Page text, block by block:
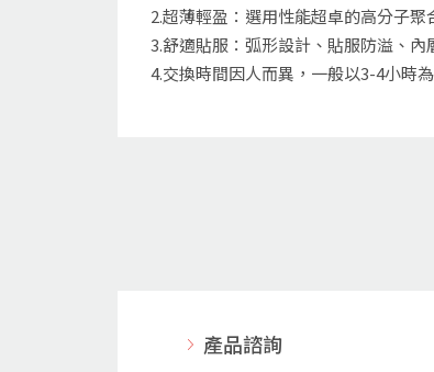
2.超薄輕盈：選用性能超卓的高分子
3.舒適貼服：弧形設計、貼服防溢、內
4.交換時間因人而異，一般以3-4小時為
產品諮詢